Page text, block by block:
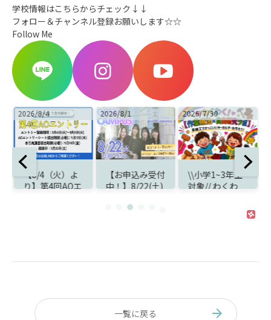
学校情報はこちらからチェック↓↓
フォロー＆チャンネル登録お願いします☆☆
Follow Me
2026/8/4
【8/4（火）よ
り】第4回AOエ
2026/8/1
【お申込み受付
中！】8/22(土)
パスのお知らせ
2026/7/30
\\小学1~3年生
対象// わくわ
ボ】開催のお知
一覧に戻る